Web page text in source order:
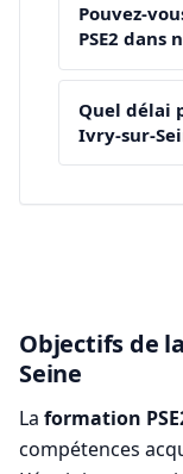
Pouvez-
PSE2 dans
Quel délai
Ivry-sur-
Objectifs de
Seine
La formation
compétences